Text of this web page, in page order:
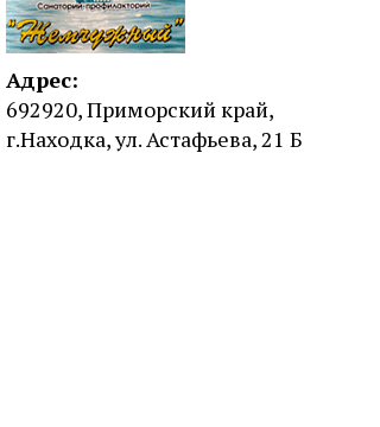
Адрес:
692920, Приморский край,
г.Находка, ул. Астафьева, 21 Б